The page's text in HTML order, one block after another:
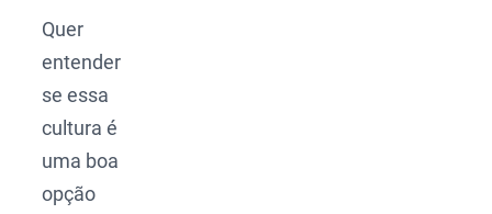
Quer
entender
se essa
cultura é
uma boa
opção